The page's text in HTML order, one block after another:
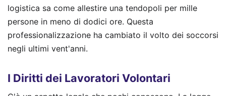
logistica sa come allestire una tendopoli per mille
persone in meno di dodici ore. Questa
professionalizzazione ha cambiato il volto dei soccorsi
negli ultimi vent'anni.
I Diritti dei Lavoratori Volontari